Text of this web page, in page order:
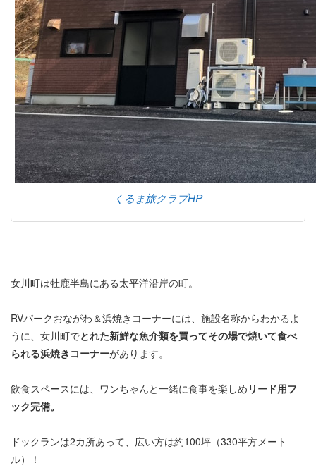
くるま旅クラブHP
女川町は牡鹿半島にある太平洋沿岸の町。
RVパークおながわ＆浜焼きコーナーには、施設名称からわかるよ
うに、女川町でとれた新鮮な魚介類を買ってその場で焼いて食べ
られる浜焼きコーナーがあります。
飲食スペースには、ワンちゃんと一緒に食事を楽しめ リード用フ
ック完備。
ドックランは2カ所あって、広い方は約100坪（330平方メート
ル）！